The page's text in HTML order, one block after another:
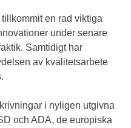
en rad viktiga
under senare
Samtidigt har
av kvalitetsarbete
i nyligen utgivna
och ADA, de europiska